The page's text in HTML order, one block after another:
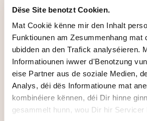
Dëse Site benotzt Cookien.
Mat Cookië kënne mir den Inhalt
Funktiounen am Zesummenhang mat
ubidden an den Trafick analyséieren.
Informatiounen iwwer d'Benotzung
eise Partner aus de soziale Medien,
Analys, déi dës Informatioune mat
kombinéiere kënnen, déi Dir hinne
gesammelt hunn, wou Dir hir Servicer
All d'Formatioune
Dës aner Formatioune kéinten
interesséieren:
Aarbechtskoordinatioun
Audit
Betribsplanung
Change